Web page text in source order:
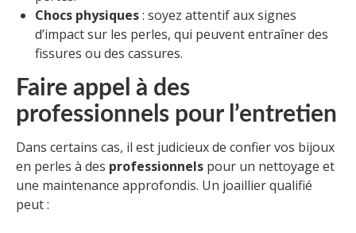
Chocs physiques: soyez attentif aux signes
d’impact sur les perles, qui peuvent entraîner des
fissures ou des cassures.
Faire appel à des
professionnels pour l’entretien
Dans certains cas, il est judicieux de confier vos bijoux
en perles à des professionnels pour un nettoyage et
une maintenance approfondis. Un joaillier qualifié
peut :